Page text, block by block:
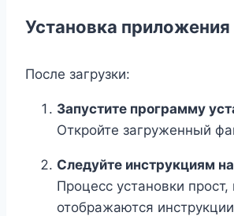
Установка приложения
После загрузки:
Запустите программу
Откройте загруженный
Следуйте инструкциям
Процесс установки прост,
отображаются